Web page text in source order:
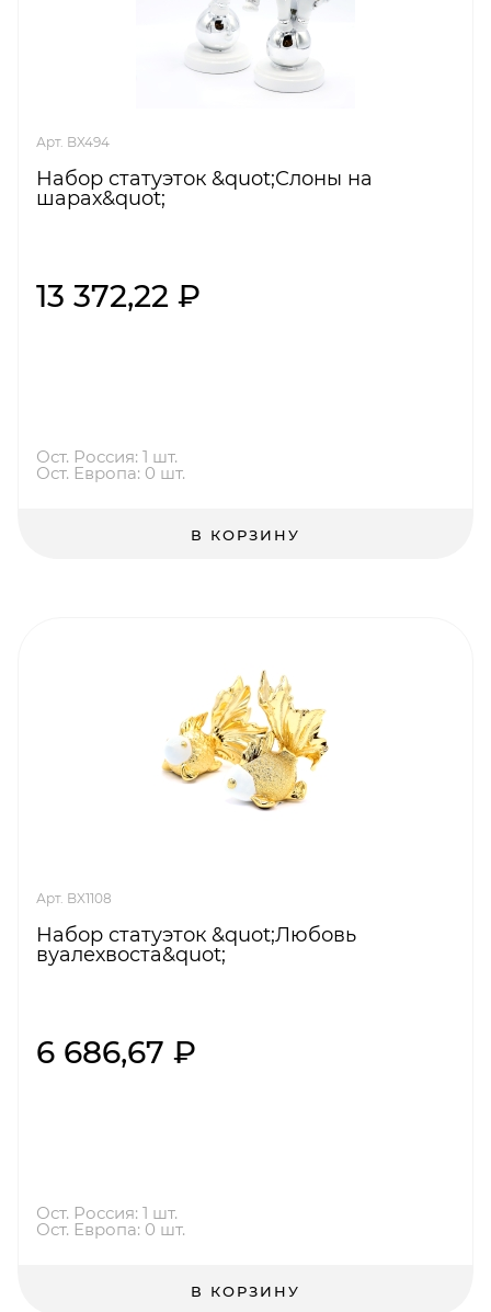
Арт. BX494
Набор статуэток &quot;Слоны на
шарах&quot;
13 372,22 ₽
Ост. Россия: 1 шт.
Ост. Европа: 0 шт.
В КОРЗИНУ
Арт. BX1108
Набор статуэток &quot;Любовь
вуалехвоста&quot;
6 686,67 ₽
Ост. Россия: 1 шт.
Ост. Европа: 0 шт.
В КОРЗИНУ